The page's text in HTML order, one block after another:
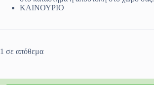
ΚΑΙΝΟΥΡΙΟ
1 σε απόθεμα